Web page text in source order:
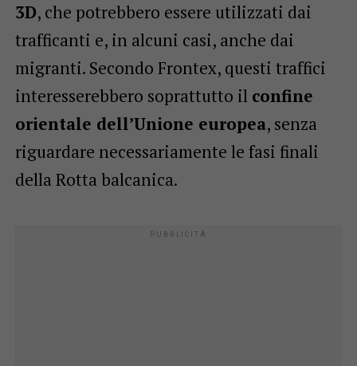
3D, che potrebbero essere utilizzati dai
trafficanti e, in alcuni casi, anche dai
migranti. Secondo Frontex, questi traffici
interesserebbero soprattutto il confine
orientale dell’Unione europea, senza
riguardare necessariamente le fasi finali
della Rotta balcanica.